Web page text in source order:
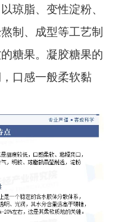
琼脂、变性淀粉、
制、成型等工艺制
糖果。凝胶糖果的
口感一般柔软黏